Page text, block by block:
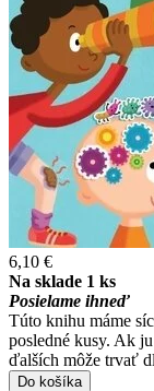
6,10 €
Na sklade 1 ks
Posielame ihneď
Túto knihu máme
posledné kusy. Ak
ďalších môže trvať
Do košíka